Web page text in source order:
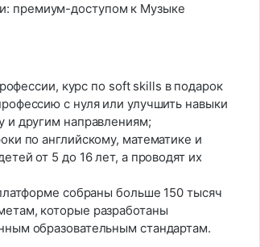
премиум-доступом к Музыке
курс по soft skills в подарок
с нуля или улучшить навыки
и другим направлениям;
по английскому, математике и
от 5 до 16 лет, а проводят их
собраны больше 150 тысяч
которые разработаны
образовательным стандартам.